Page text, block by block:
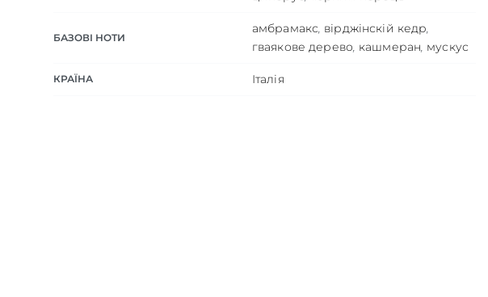
БАЗОВІ НОТИ
амбрамакс, вірджінскій кедр,
гваякове дерево, кашмеран, мускус
КРАЇНА Італія